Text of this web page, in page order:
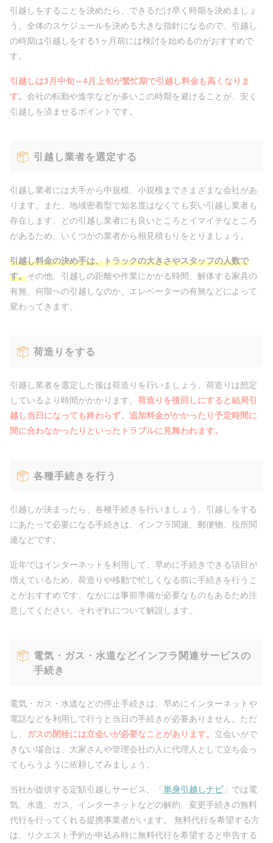
引越しをすることを決めたら、できるだけ早く時期を決めましょ
う。全体のスケジュールを決める大きな指針になるので、引越し
の時期は引越しをする1ヶ月前には検討を始めるのがおすすめで
す。
引越しは3月中旬～4月上旬が繁忙期で引越し料金も高くなりま
す。 会社の転勤や進学などが多いこの時期を避けることが、安く
引越しを済ませるポイントです。
引越し業者を選定する
引越し業者には大手から中規模、小規模までさまざまな会社があ
ります。また、地域密着型で知名度はなくても安い引越し業者も
存在します。どの引越し業者にも良いところとイマイチなところ
があるため、いくつかの業者から相見積もりをとりましょう。
引越し料金の決め手は、トラックの大きさやスタッフの人数で
す。その他、引越しの距離や作業にかかる時間、解体する家具の
有無、何階への引越しなのか、エレベーターの有無などによって
変わってきます。
荷造りをする
引越し業者を選定した後は荷造りを行いましょう。荷造りは想定
しているより時間がかかります。 荷造りを後回しにすると結局引
越し当日になっても終わらず、追加料金がかかったり予定時間に
間に合わなかったりといったトラブルに見舞われます。
各種手続きを行う
引越しが決まったら、各種手続きを行いましょう。引越しをする
にあたって必要になる手続きは、インフラ関連、郵便物、役所関
連などです。
近年ではインターネットを利用して、早めに手続きできる項目が
増えているため、荷造りや移動で忙しくなる前に手続きを行うこ
とがおすすめです。なかには事前準備が必要なものもあるため注
意してください。それぞれについて解説します。
電気・ガス・水道などインフラ関連サービスの
手続き
電気・ガス・水道などの停止手続きは、早めにインターネットや
電話などを利用して行うと当日の手続きが必要ありません。ただ
し、 ガスの閉栓には立会いが必要なことがあります。 立会いがで
きない場合は、大家さんや管理会社の人に代理人として立ち会っ
てもらうように依頼してみましょう。
当社が提供する定額引越しサービス、「単身引越しナビ」では電
気、水道、ガス、インターネットなどの解約、変更手続きの無料
代行を行ってくれる提携事業者がいます。 無料代行を希望する方
は、リクエスト予約か申込み時に無料代行を希望すると申告する